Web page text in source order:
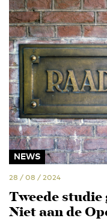
NEWS
28 / 08 / 2024
Tweede
Niet aan de